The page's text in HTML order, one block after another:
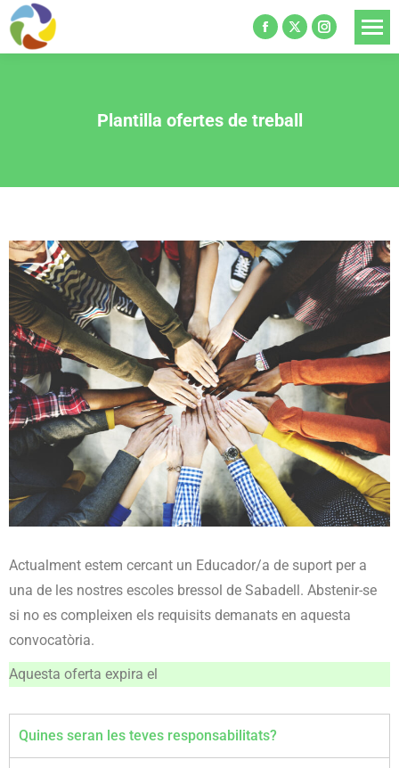
Plantilla ofertes de treball
Actualment estem cercant un Educador/a de suport per a
una de les nostres escoles bressol de Sabadell. Abstenir-se
si no es compleixen els requisits demanats en aquesta
convocatòria.
Aquesta oferta expira el
Quines seran les teves responsabilitats?